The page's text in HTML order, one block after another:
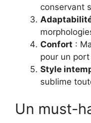
conservant
Confort :
pour un
Style
sublime
Un must-